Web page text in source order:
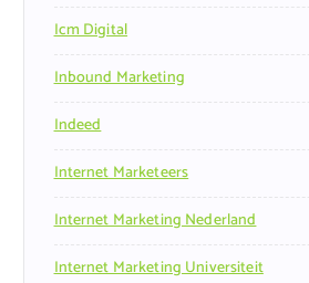
Icm Digital
Inbound Marketing
Indeed
Internet Marketeers
Internet Marketing Nederland
Internet Marketing Universiteit